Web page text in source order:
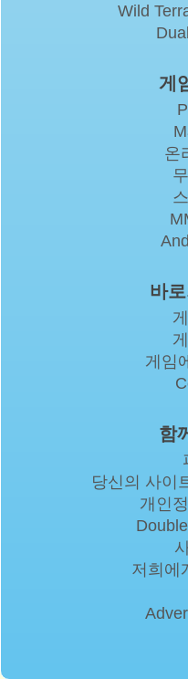
Wild
게
온
바
게임
함
당신의 사이
개인
저희에